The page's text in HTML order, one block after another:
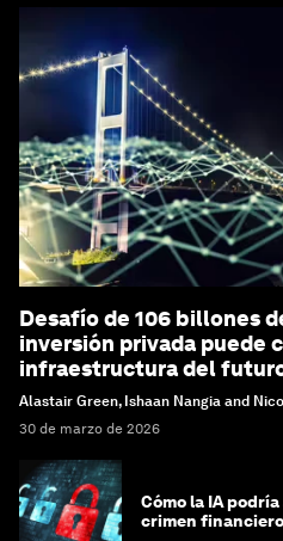
Desafío de 106 billones
inversión privada puede
infraestructura del
Alastair Green, Ishaan Nangia and
30 de marzo de 2026
Cómo la IA
crimen